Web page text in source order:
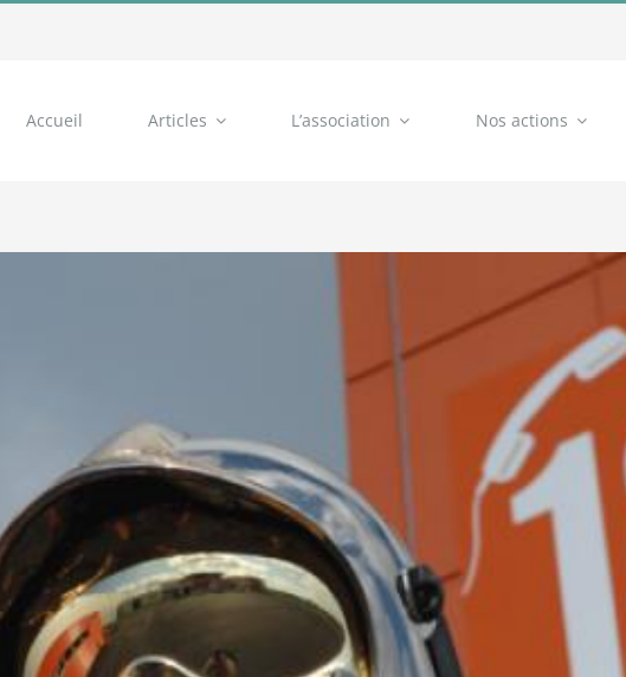
Accueil Articles L’association Nos actions